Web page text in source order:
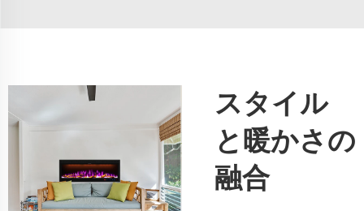
スタイル
と暖かさの
融合